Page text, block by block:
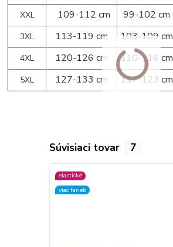
XXL 109-112 cm 99-102 cm
3XL 113-119 cm 103-109 cm
4XL 120-126 cm 110-116 cm
5XL 127-133 cm 117-123 cm
Súvisiaci tovar 7
elastické
viac farieb